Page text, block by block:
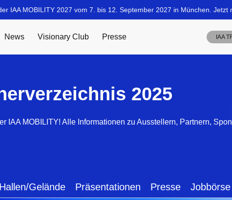
2025
IAA MOBILITY! Alle Informationen zu Ausstellern, Partnern,
Hallen/Gelände Präsentationen Presse Jobbörse